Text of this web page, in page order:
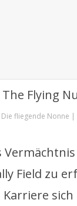
Die fliegende Nonne |
Field zu